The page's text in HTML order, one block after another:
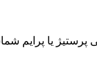
پرستیژ یا پرایم